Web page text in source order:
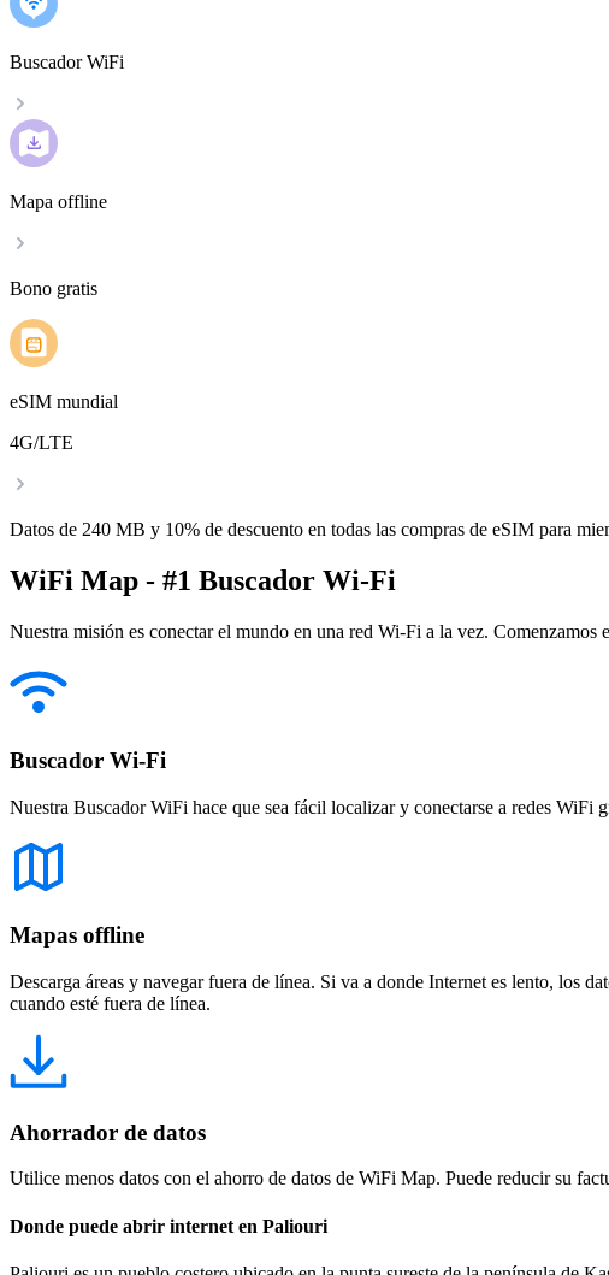
Buscador WiFi
Mapa offline
Bono gratis
eSIM mundial
4G/LTE
Datos de 240 MB y 10% de descuento en todas las compras de eSIM para
WiFi Map - #1 Buscador Wi-Fi
Nuestra misión es conectar el mundo en una red Wi-Fi a la vez.
Buscador Wi-Fi
Nuestra Buscador WiFi hace que sea fácil localizar y conectarse a redes
Mapas offline
Descarga áreas y navegar fuera de línea. Si va a donde Internet es lento, los
cuando esté fuera de línea.
Ahorrador de datos
Utilice menos datos con el ahorro de datos de WiFi Map. Puede reducir su
Donde puede abrir internet en Paliouri